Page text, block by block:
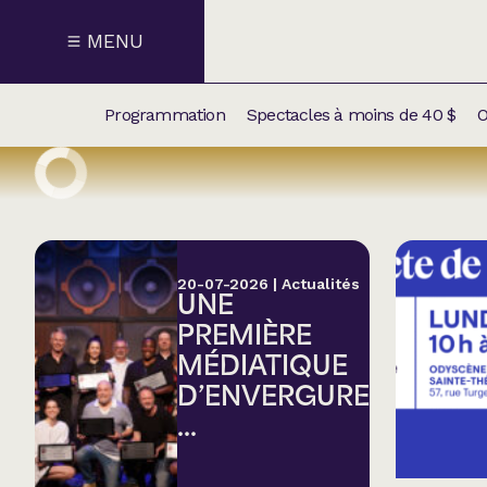
MENU
NOS
Humour
Programmation Spectacles à moins de 40 $
20-07-2026 | Actualités
UNE
PREMIÈRE
MÉDIATIQUE
D’ENVERGURE
...